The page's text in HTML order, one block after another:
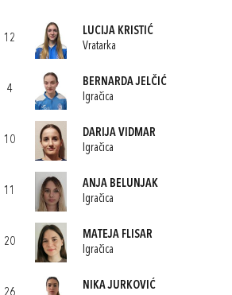
12
LUCIJA KRISTIĆ
Vratarka
4
BERNARDA JELČIĆ
Igračica
10
DARIJA VIDMAR
Igračica
11
ANJA BELUNJAK
Igračica
20
MATEJA FLISAR
Igračica
NIKA JURKOVIĆ